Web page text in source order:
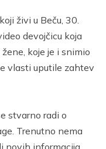
živi u Beču, 30.
devojčicu koja
koje je i snimio
vlasti uputile zahtev
stvarno radi o
Trenutno nema
novih informacija,